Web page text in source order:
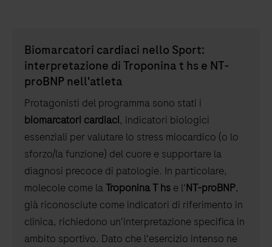
Biomarcatori cardiaci nello Sport:
interpretazione di Troponina t hs e NT-
proBNP nell'atleta
Protagonisti del programma sono stati i
biomarcatori cardiaci, indicatori biologici
essenziali per valutare lo stress miocardico (o lo
sforzo/la funzione) del cuore e supportare la
diagnosi precoce di patologie. In particolare,
molecole come laTroponina T hs e l'NT-proBNP,
già riconosciute come indicatori di riferimento in
clinica, richiedono un'interpretazione specifica in
ambito sportivo. Dato che l'esercizio intenso ne